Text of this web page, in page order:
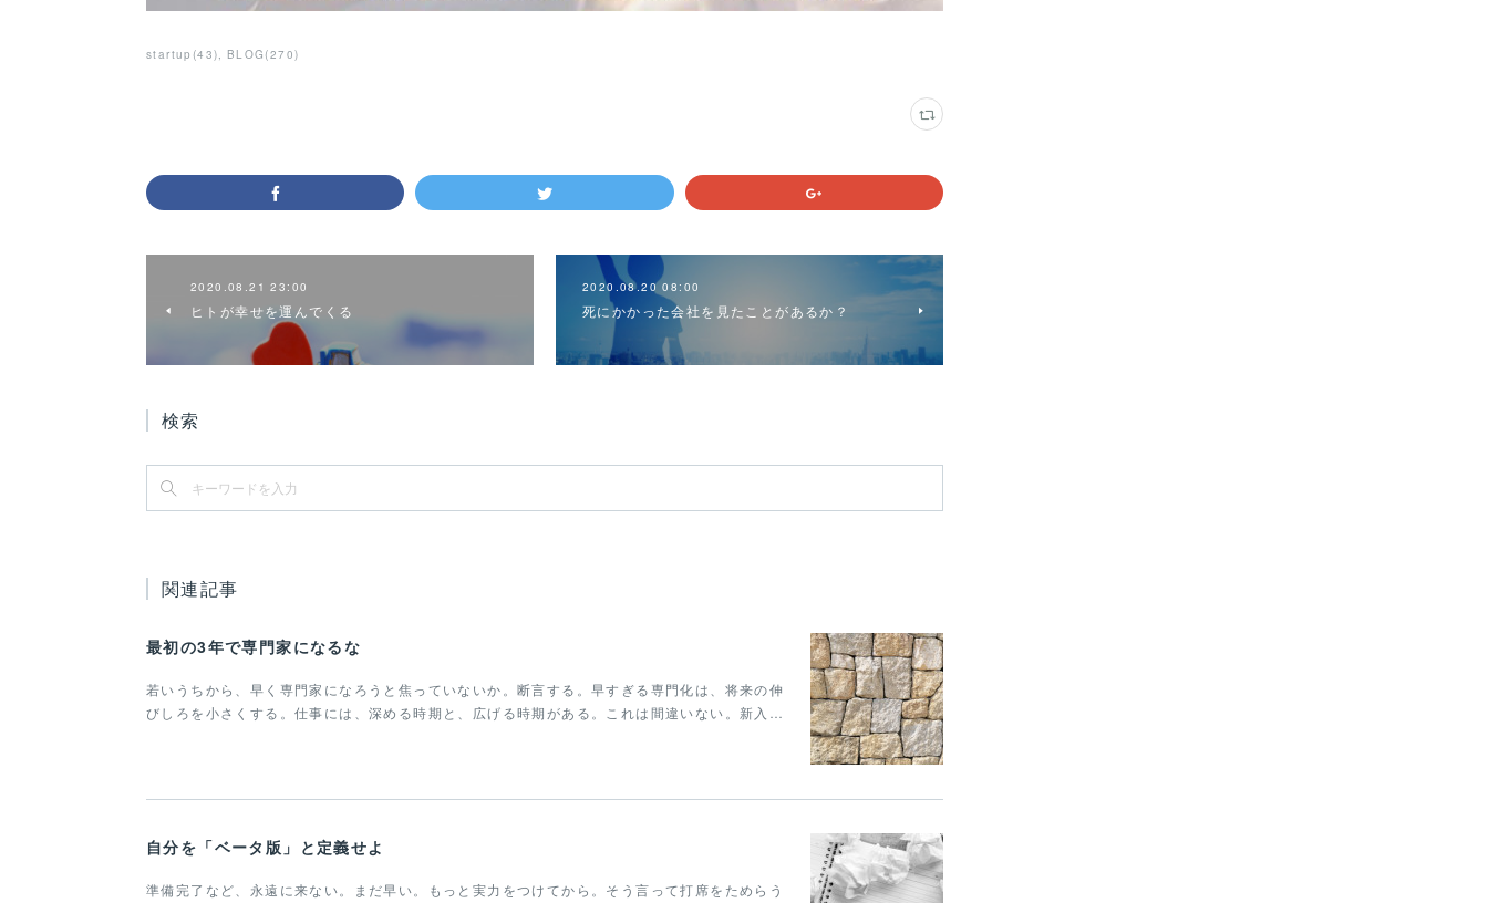
startup (43) BLOG (270)
2020.08.21 23:00
ヒトが幸せを運んでくる
2020.08.20 08:00
死にかかった会社を見たことがあるか？
検索
関連記事
最初の3年で専門家になるな
若いうちから、早く専門家になろうと焦っていないか。断言する。早すぎる専門化は、将来の伸
びしろを小さくする。仕事には、深める時期と、広げる時期がある。これは間違いない。新入…
自分を「ベータ版」と定義せよ
準備完了など、永遠に来ない。まだ早い。もっと実力をつけてから。そう言って打席をためらう